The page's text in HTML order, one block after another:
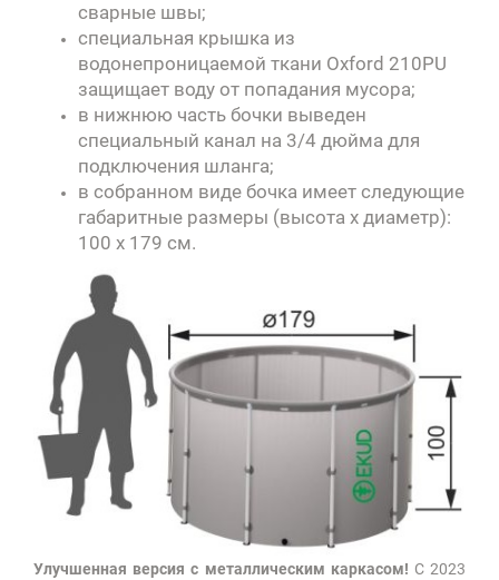
сварные швы;
специальная крышка из
водонепроницаемой ткани Oxford 210PU
защищает воду от попадания мусора;
в нижнюю часть бочки выведен
специальный канал на 3/4 дюйма для
подключения шланга;
в собранном виде бочка имеет следующие
габаритные размеры (высота х диаметр):
100 х 179 см.
Улучшенная версия с металлическим каркасом! С 2023